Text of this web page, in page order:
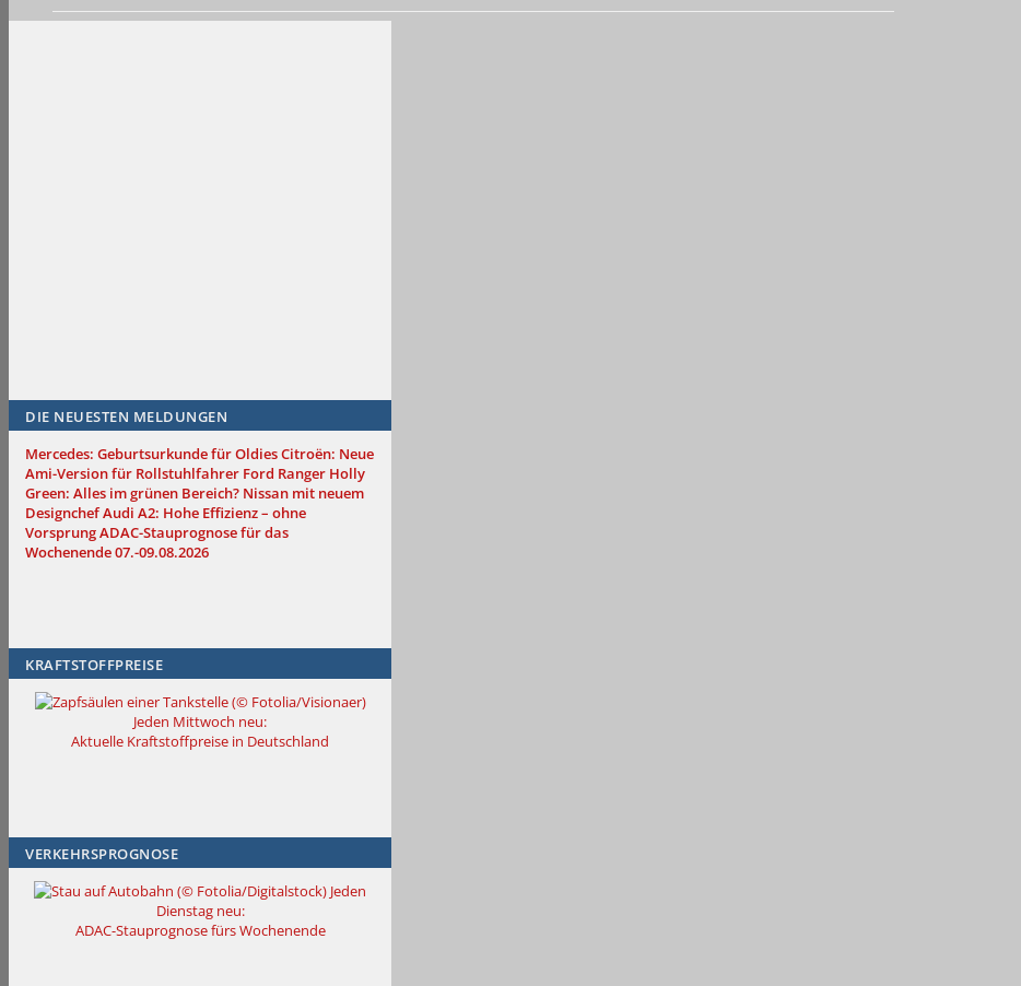
DIE NEUESTEN MELDUNGEN
Mercedes: Geburtsurkunde für OldiesCitroën: Neue
Ami-Version für Rollstuhlfahrer Ford Ranger Holly
Green: Alles im grünen Bereich? Nissan mit neuem
DesignchefAudi A2: Hohe Effizienz – ohne
VorsprungADAC-Stauprognose für das
Wochenende 07.-09.08.2026
KRAFTSTOFFPREISE
Jeden Mittwoch neu:
Aktuelle Kraftstoffpreise in Deutschland
VERKEHRSPROGNOSE
Jeden
Dienstag neu:
ADAC-Stauprognose fürs Wochenende